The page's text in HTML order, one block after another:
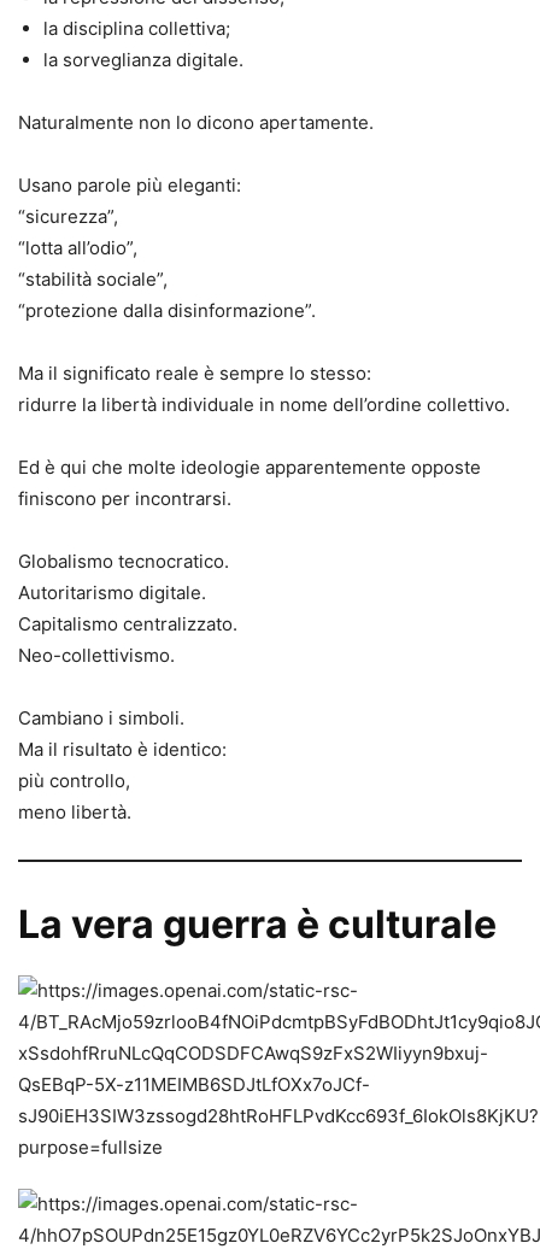
la disciplina collettiva;
la sorveglianza digitale.
Naturalmente non lo dicono apertamente.
Usano parole più eleganti:
“sicurezza”,
“lotta all’odio”,
“stabilità sociale”,
“protezione dalla disinformazione”.
Ma il significato reale è sempre lo stesso:
ridurre la libertà individuale in nome dell’ordine collettivo.
Ed è qui che molte ideologie apparentemente opposte
finiscono per incontrarsi.
Globalismo tecnocratico.
Autoritarismo digitale.
Capitalismo centralizzato.
Neo-collettivismo.
Cambiano i simboli.
Ma il risultato è identico:
più controllo,
meno libertà.
La vera guerra è culturale